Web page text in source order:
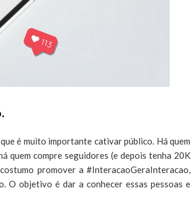
é muito importante cativar público. Há quem
quem compre seguidores (e depois tenha 20K
promover a #InteracaoGeraInteracao,
O objetivo é dar a conhecer essas pessoas e